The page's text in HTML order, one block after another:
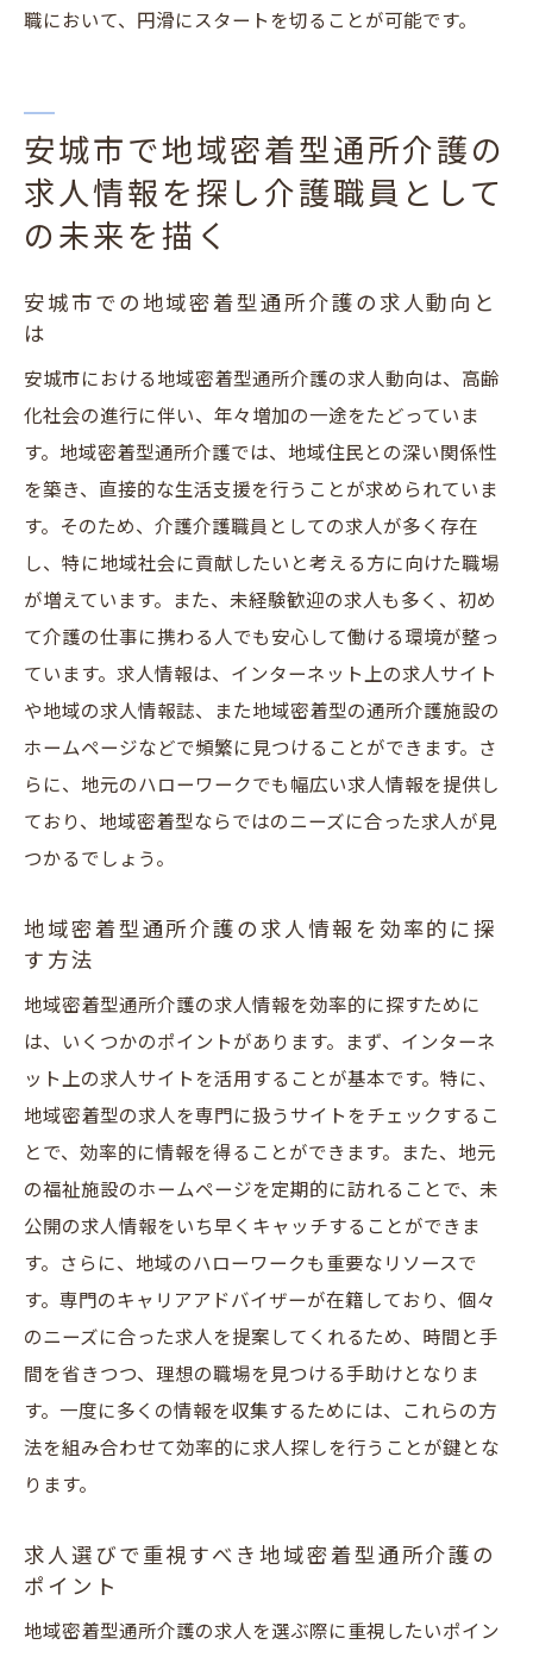
ル習得事例
介護職員として地域密着型通所介護での成
長するためのヒント
地域密着型通所介護の求人を通じて安城市での
安城市での地域密着型通所介護の求人の探
地域密着型通所介護の求人を通じたキャリ
アチャンス
安城市における地域密着型通所介護求人の
選び方
地域密着型通所介護でのキャリア形成を支
える求人情報
地域密着型通所介護の求人がもたらす職業
職において、円滑にスタートを切ることが可能です。
安城市で地域密着型通所介護の
求人情報を探し介護職員として
の未来を描く
安城市での地域密着型通所介護の求人動向と
は
安城市における地域密着型通所介護の求人動向は、高齢
化社会の進行に伴い、年々増加の一途をたどっていま
す。地域密着型通所介護では、地域住民との深い関係性
を築き、直接的な生活支援を行うことが求められていま
す。そのため、介護介護職員としての求人が多く存在
し、特に地域社会に貢献したいと考える方に向けた職場
が増えています。また、未経験歓迎の求人も多く、初め
て介護の仕事に携わる人でも安心して働ける環境が整っ
ています。求人情報は、インターネット上の求人サイト
や地域の求人情報誌、また地域密着型の通所介護施設の
ホームページなどで頻繁に見つけることができます。さ
らに、地元のハローワークでも幅広い求人情報を提供し
ており、地域密着型ならではのニーズに合った求人が見
つかるでしょう。
地域密着型通所介護の求人情報を効率的に探
す方法
地域密着型通所介護の求人情報を効率的に探すために
は、いくつかのポイントがあります。まず、インターネ
ット上の求人サイトを活用することが基本です。特に、
地域密着型の求人を専門に扱うサイトをチェックするこ
とで、効率的に情報を得ることができます。また、地元
の福祉施設のホームページを定期的に訪れることで、未
公開の求人情報をいち早くキャッチすることができま
す。さらに、地域のハローワークも重要なリソースで
す。専門のキャリアアドバイザーが在籍しており、個々
のニーズに合った求人を提案してくれるため、時間と手
間を省きつつ、理想の職場を見つける手助けとなりま
す。一度に多くの情報を収集するためには、これらの方
法を組み合わせて効率的に求人探しを行うことが鍵とな
ります。
求人選びで重視すべき地域密着型通所介護の
ポイント
地域密着型通所介護の求人を選ぶ際に重視したいポイン